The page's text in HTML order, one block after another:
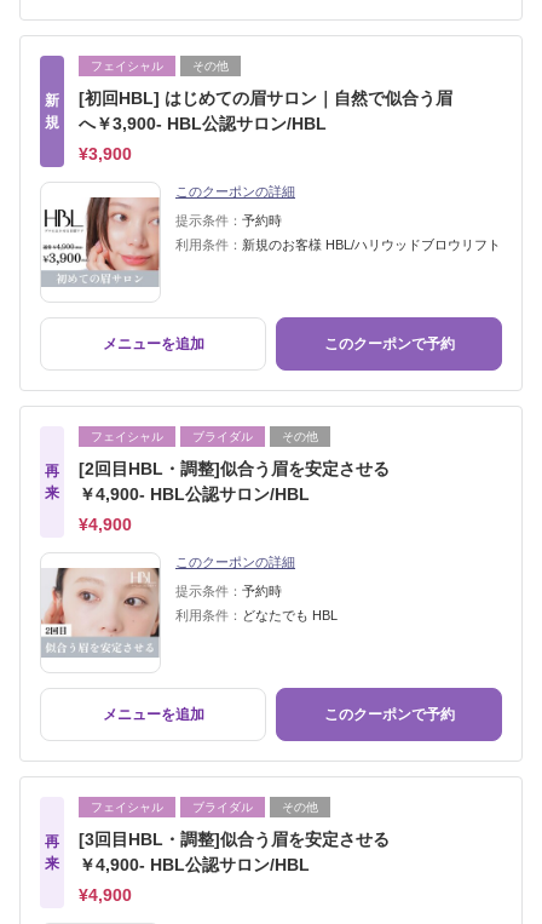
新
規
フェイシャル その他
[初回HBL] はじめての眉サロン｜自然で似合う眉
へ￥3,900- HBL公認サロン/HBL
¥3,900
このクーポンの詳細
提示条件： 予約時
利用条件： 新規のお客様 HBL/ハリウッドブロウリフト
メニューを追加 このクーポンで予約
再
来
フェイシャル ブライダル その他
[2回目HBL・調整]似合う眉を安定させる
￥4,900- HBL公認サロン/HBL
¥4,900
このクーポンの詳細
提示条件： 予約時
利用条件： どなたでも HBL
メニューを追加 このクーポンで予約
再
来
フェイシャル ブライダル その他
[3回目HBL・調整]似合う眉を安定させる
￥4,900- HBL公認サロン/HBL
¥4,900